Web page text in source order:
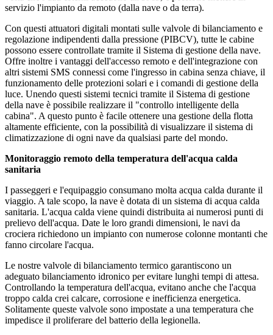
servizio l'impianto da remoto (dalla nave o da terra).
Con questi attuatori digitali montati sulle valvole di bilanciamento e
regolazione indipendenti dalla pressione (PIBCV), tutte le cabine
possono essere controllate tramite il Sistema di gestione della nave.
Offre inoltre i vantaggi dell'accesso remoto e dell'integrazione con
altri sistemi SMS connessi come l'ingresso in cabina senza chiave, il
funzionamento delle protezioni solari e i comandi di gestione della
luce. Unendo questi sistemi tecnici tramite il Sistema di gestione
della nave è possibile realizzare il "controllo intelligente della
cabina". A questo punto è facile ottenere una gestione della flotta
altamente efficiente, con la possibilità di visualizzare il sistema di
climatizzazione di ogni nave da qualsiasi parte del mondo.
Monitoraggio remoto della temperatura dell'acqua calda
sanitaria
I passeggeri e l'equipaggio consumano molta acqua calda durante il
viaggio. A tale scopo, la nave è dotata di un sistema di acqua calda
sanitaria. L'acqua calda viene quindi distribuita ai numerosi punti di
prelievo dell'acqua. Date le loro grandi dimensioni, le navi da
crociera richiedono un impianto con numerose colonne montanti che
fanno circolare l'acqua.
Le nostre valvole di bilanciamento termico garantiscono un
adeguato bilanciamento idronico per evitare lunghi tempi di attesa.
Controllando la temperatura dell'acqua, evitano anche che l'acqua
troppo calda crei calcare, corrosione e inefficienza energetica.
Solitamente queste valvole sono impostate a una temperatura che
impedisce il proliferare del batterio della legionella.